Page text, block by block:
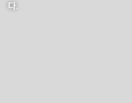
다.